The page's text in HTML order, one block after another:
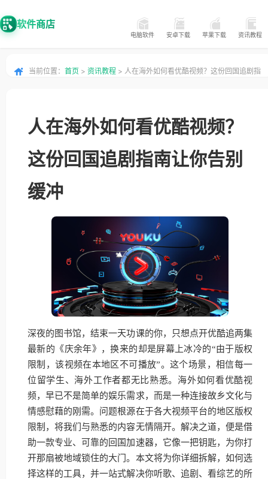
软件商店
电脑软件 安卓下载 苹果下载 资讯教程
当前位置： 首页 > 资讯教程 > 人在海外如何看优酷视频？这份回国追剧指
人在海外如何看优酷视频？
这份回国追剧指南让你告别
缓冲
深夜的图书馆，结束一天功课的你，只想点开优酷追两集
最新的《庆余年》，换来的却是屏幕上冰冷的“由于版权
限制，该视频在本地区不可播放”。这个场景，相信每一
位留学生、海外工作者都无比熟悉。海外如何看优酷视
频，早已不是简单的娱乐需求，而是一种连接故乡文化与
情感慰藉的刚需。问题根源在于各大视频平台的地区版权
限制，将我们与熟悉的内容无情隔开。解决之道，便是借
助一款专业、可靠的回国加速器，它像一把钥匙，为你打
开那扇被地域锁住的大门。本文将为你详细拆解，如何选
择这样的工具，并一站式解决你听歌、追剧、看综艺的所